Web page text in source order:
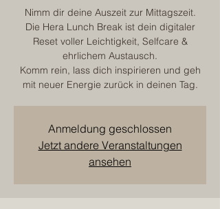
Nimm dir deine Auszeit zur Mittagszeit.
Die Hera Lunch Break ist dein digitaler
Reset voller Leichtigkeit, Selfcare &
ehrlichem Austausch.
Komm rein, lass dich inspirieren und geh
mit neuer Energie zurück in deinen Tag.
Anmeldung geschlossen
Jetzt andere Veranstaltungen
ansehen